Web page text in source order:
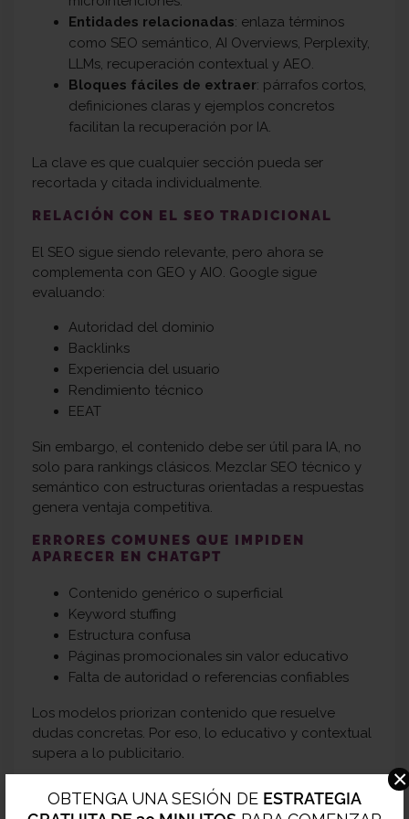
OBTENGA UNA SESIÓN DE ESTRATEGIA
×
Entidades relacionadas: enlaza términos
como SEO semántico, AI Overviews, Perplexity,
LLMs, recuperación contextual y AEO.
Bloques fáciles de extraer: párrafos cortos,
definiciones claras y ejemplos concretos
facilitan la recuperación por IA.
La clave es que cualquier sección pueda ser
recortada y citada individualmente.
RELACIÓN CON EL SEO TRADICIONAL
El SEO sigue siendo relevante, pero ahora se
complementa con GEO y AIO. Google sigue
evaluando:
Autoridad del dominio
Backlinks
Experiencia del usuario
Rendimiento técnico
EEAT
Sin embargo, el contenido debe ser útil para IA, no
solo para rankings clásicos. Mezclar SEO técnico y
semántico con estructuras orientadas a respuestas
genera ventaja competitiva.
ERRORES COMUNES QUE IMPIDEN
APARECER EN CHATGPT
Contenido genérico o superficial
Keyword stuffing
Estructura confusa
Páginas promocionales sin valor educativo
Falta de autoridad o referencias confiables
Los modelos priorizan contenido que resuelve
dudas concretas. Por eso, lo educativo y contextual
supera a lo publicitario.
EL PAPEL DE LAS MENCIONES DE MARCA